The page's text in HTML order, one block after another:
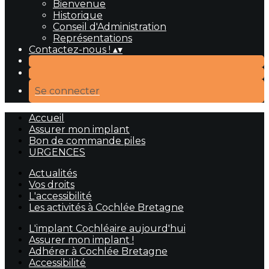
Bienvenue
Historique
Conseil d'Administration
Représentations
Contactez-nous ! ▴▾
Se connecter
Accueil
Assurer mon implant
Bon de commande piles
URGENCES
Actualités
Vos droits
L'accessibilité
Les activités à Cochlée Bretagne
L'implant Cochléaire aujourd'hui
Assurer mon implant !
Adhérer à Cochlée Bretagne
Accessibilité